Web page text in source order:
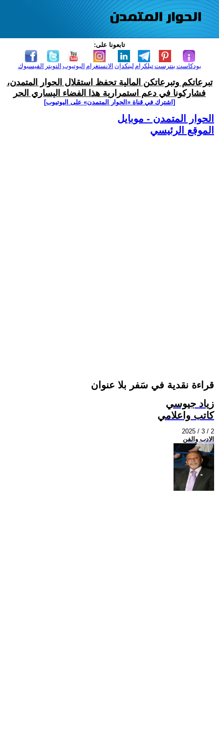
تابعونا على:
الفيسبوك التويتر اليوتيوب الانستغرام لينكدإن تيلكرامبنترست بودكاست
تبرعاتكم وتبرعاتكن المالية تحفظ استقلال الحوار المتمدن،
فشاركونا في دعم استمرارية هذا الفضاء اليساري الحر
[اشترك في قناة ‫«الحوار المتمدن» على اليوتيوب]
الحوار المتمدن - موبايل
الموقع الرئيسي
قراءة نقدية في سَفر بلا عنوان
زياد جيوسي
كاتب واعلامي
2025 / 3 / 2
الادب والفن